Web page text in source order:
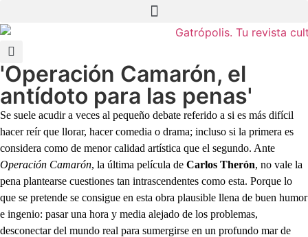
'Operación Camarón, el
antídoto para las penas'
Se suele acudir a veces al pequeño debate referido a si es más difícil
hacer reír que llorar, hacer comedia o drama; incluso si la primera es
considera como de menor calidad artística que el segundo. Ante
Operación Camarón, la última película de Carlos Therón, no vale la
pena plantearse cuestiones tan intrascendentes como esta. Porque lo
que se pretende se consigue en esta obra plausible llena de buen humor
e ingenio: pasar una hora y media alejado de los problemas,
desconectar del mundo real para sumergirse en un profundo mar de